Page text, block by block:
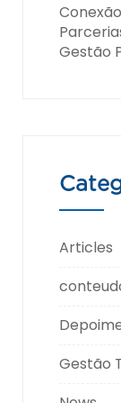
Gestão
Articles
Gestão